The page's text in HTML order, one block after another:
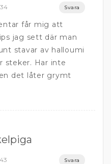
Svara
får mig att
jag sett där man
stavar av halloumi
steker. Har inte
det låter grymt
Svara